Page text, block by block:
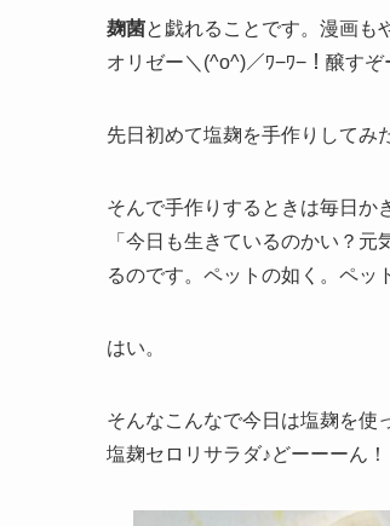
麹菌と戯れることです。漫画も
オリゼー＼(^o^)／ﾜ−ﾜ−！醸すぞ
先日初めて塩麹を手作りしてみ
そんで手作りするときは毎日か
「今日も生きているのかい？
るのです。ペットの如く。ペッ
はい。
そんなこんなで今日は塩麹を使
塩麹セロリサラダ♪どーーーん！